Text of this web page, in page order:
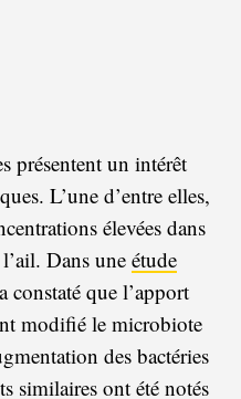
présentent un intérêt
L’une d’entre elles,
élevées dans
Dans uneétude
constaté que l’apport
modifié le microbiote
des bactéries
similaires ont été notés